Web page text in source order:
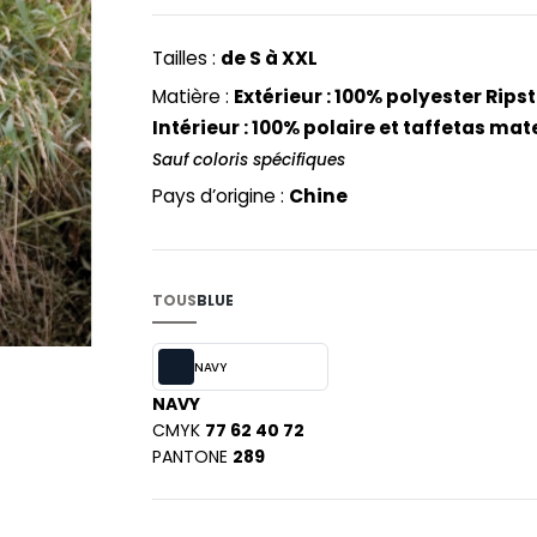
PYJAMA
RECYCLÉ
SAC SHOPPING
SCHOOLWEAR
- BLANKS
NEW MORNING STUDIOS
P
PAREDES SEGURIDAD
PARKS
PEN DUICK
PROMODORO
REGATTA
RUSSELL ATHLETIC®
S
Tailles : de S à XXL
Matière : Extérieur : 100% polyester
Intérieur : 100% polaire et taffetas
Sauf coloris spécifiques
Pays d’origine : Chine
TOUSBLUE
NAVY
NAVY
CMYK 77 62 40 72
PANTONE 289